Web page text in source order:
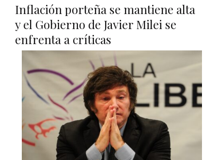
Inflación porteña se mantiene alta
y el Gobierno de Javier Milei se
enfrenta a críticas